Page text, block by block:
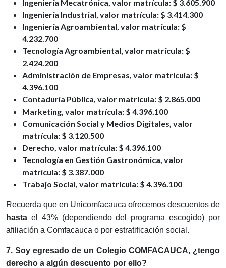
Ingeniería Mecatrónica, valor matrícula: $ 3.605.900
Ingeniería Industrial, valor matrícula: $ 3.414.300
Ingeniería Agroambiental, valor matrícula: $
4.232.700
Tecnología Agroambiental, valor matrícula: $
2.424.200
Administración de Empresas, valor matrícula: $
4.396.100
Contaduría Pública, valor matrícula: $ 2.865.000
Marketing, valor matrícula: $ 4.396.100
Comunicación Social y Medios Digitales, valor
matrícula: $ 3.120.500
Derecho, valor matrícula: $ 4.396.100
Tecnología en Gestión Gastronómica, valor
matrícula: $ 3.387.000
Trabajo Social, valor matrícula: $ 4.396.100
Recuerda que en Unicomfacauca ofrecemos descuentos de
hasta el 43% (dependiendo del programa escogido) por
afiliación a Comfacauca o por estratificación social.
7. Soy egresado de un Colegio COMFACAUCA, ¿tengo
derecho a algún descuento por ello?